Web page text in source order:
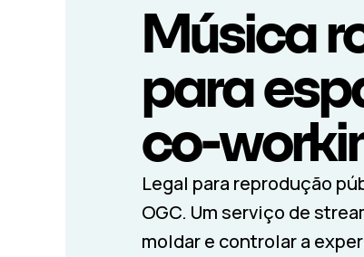
Música
para
co-
Legal para reprodução
OGC. Um serviço de
moldar e controlar a